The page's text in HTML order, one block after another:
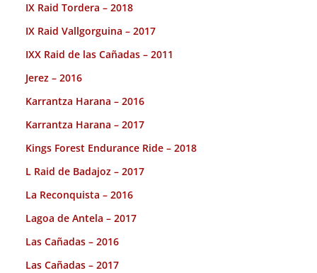
IX Raid Tordera – 2018
IX Raid Vallgorguina – 2017
IXX Raid de las Cañadas – 2011
Jerez – 2016
Karrantza Harana – 2016
Karrantza Harana – 2017
Kings Forest Endurance Ride – 2018
L Raid de Badajoz – 2017
La Reconquista – 2016
Lagoa de Antela – 2017
Las Cañadas – 2016
Las Cañadas – 2017